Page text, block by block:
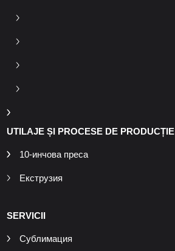
UTILAJE ȘI PROCESE DE PRODUCȚIE
10-инчова преса
Екструзия
SERVICII
Сублимация